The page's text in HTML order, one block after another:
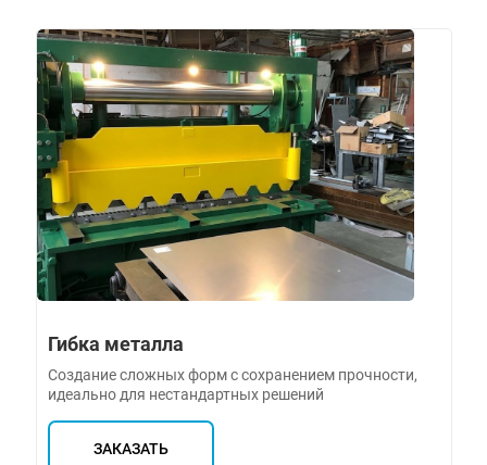
Гибка металла
Создание сложных форм с сохранением прочности,
идеально для нестандартных решений
ЗАКАЗАТЬ